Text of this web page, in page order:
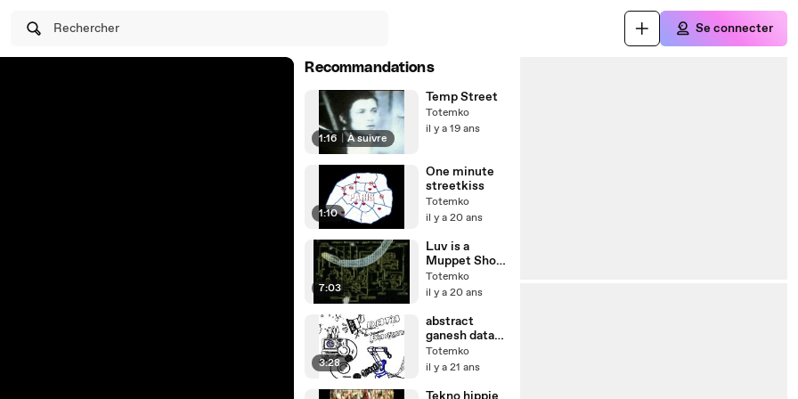
Rechercher Se connecter
Recommandations
1:16 À suivre
Temp Street
Totemko
il y a 19 ans
1:10
One minute
streetkiss
Totemko
il y a 20 ans
7:03
Luv is a
Muppet Show
Cartoon part 2
Totemko
il y a 20 ans
3:28
abstract
ganesh data
killa
Totemko
il y a 21 ans